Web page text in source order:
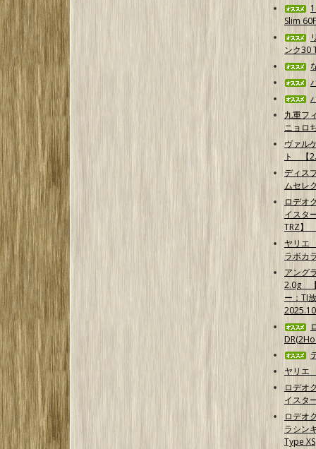
Slim
ンク30
九重フ
ニョロ
ヴァル
ト 【
ディス
ムセレ
ロデオ
イスタ
TRZ】
ヤリエ
ラボカ
アング
2.0g 【
ー：TI
ヤリエ
ロデオ
イスタ
ロデオ
ラシン
Type XS